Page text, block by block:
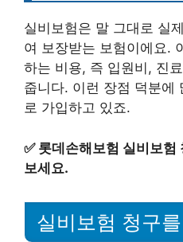
실비보험은 말 그대로 실
여 보장받는 보험이에요.
하는 비용, 즉 입원비, 진
줍니다. 이런 장점 덕분에
로 가입하고 있죠.
✅ 롯데손해보험 실비보험
보세요.
실비보험 청구